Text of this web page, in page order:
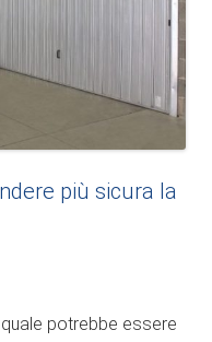
più sicura la
potrebbe essere